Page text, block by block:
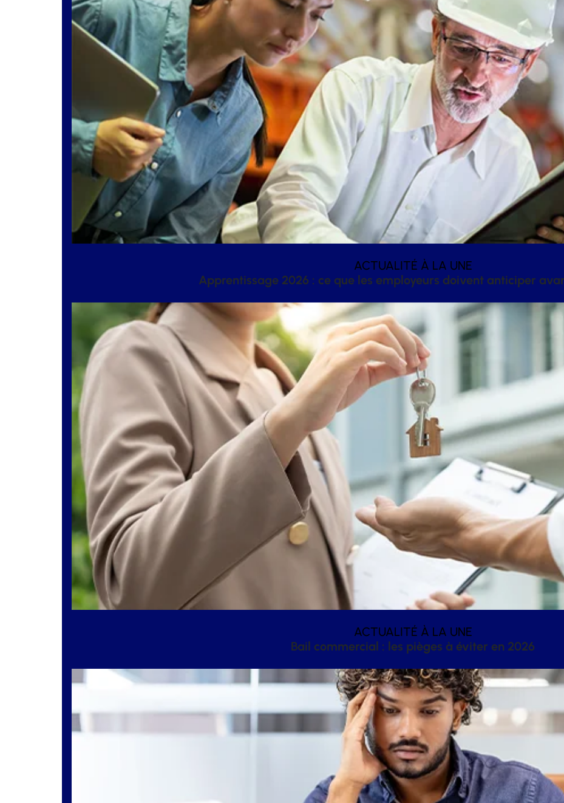
ACTUALITÉ À LA UNE
Apprentissage 2026 : ce que les employeurs doivent anticiper
ACTUALITÉ À LA UNE
Bail commercial : les pièges à éviter en 2026